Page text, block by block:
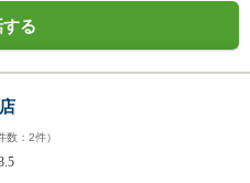
る
数： 2件）